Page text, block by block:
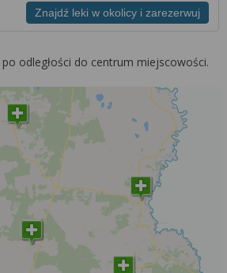
Znajdź leki w okolicy i zarezerwuj
odległości do centrum miejscowości.